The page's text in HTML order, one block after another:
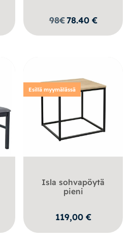
98€78.40 €
Esillä myymälässä
Isla sohvapöytä
pieni
119,00 €